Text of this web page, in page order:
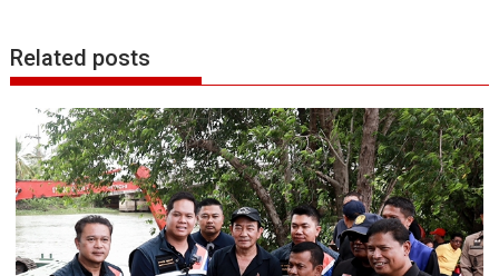
Related posts